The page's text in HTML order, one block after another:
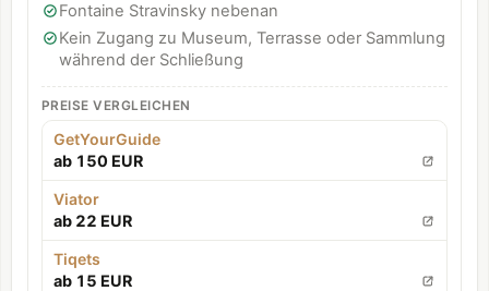
Fontaine Stravinsky nebenan
Kein Zugang zu Museum, Terrasse oder Sammlung
während der Schließung
PREISE VERGLEICHEN
GetYourGuide
ab 150 EUR
Viator
ab 22 EUR
Tiqets
ab 15 EUR